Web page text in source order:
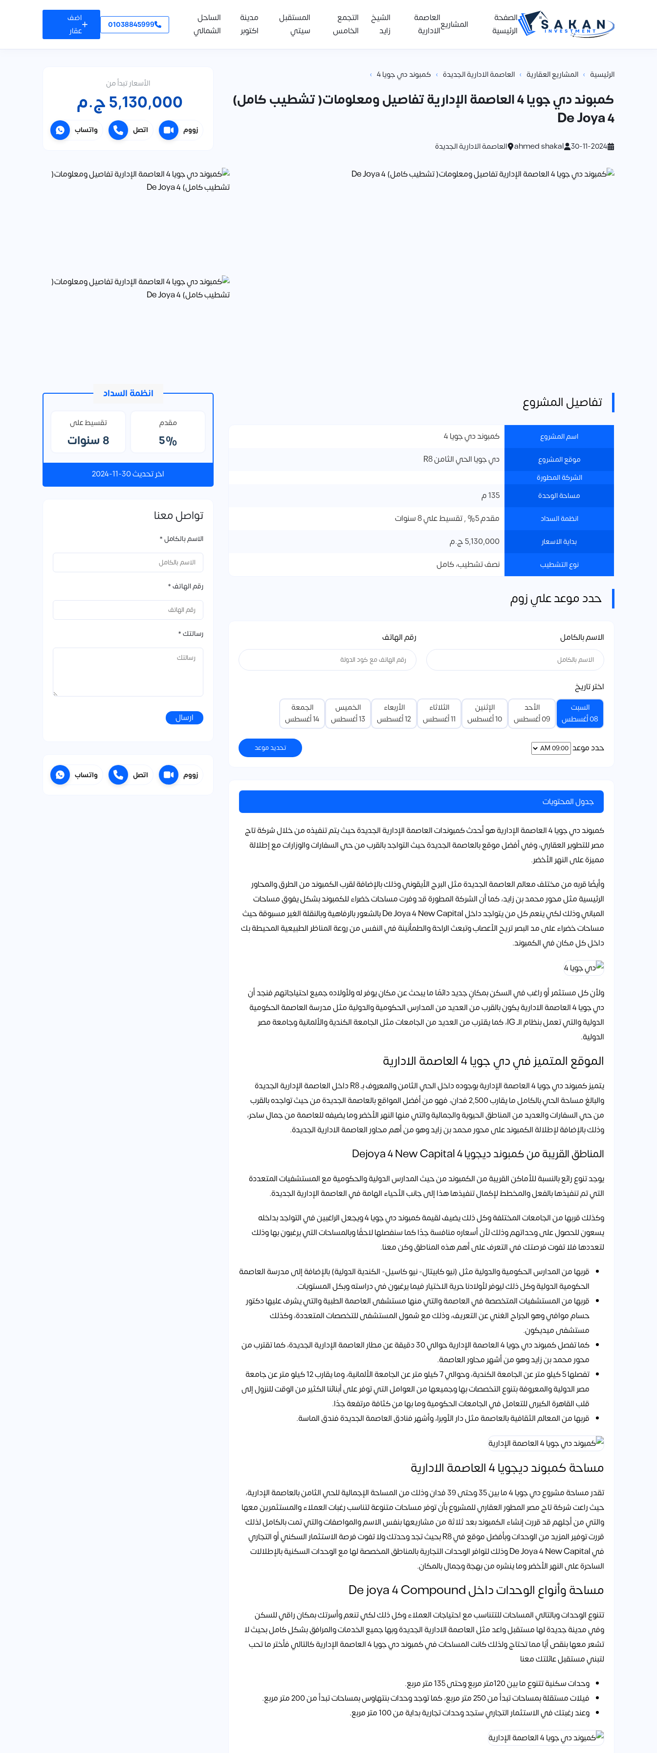
الصفحة
الرئيسية
المشاريع
العاصمة
الادارية
الشيخ
زايد
التجمع
الخامس
المستقبل
سيتي
مدينة
اكتوبر
الساحل
الشمالي
01038845999
اضف
عقار
الرئيسية › المشاريع العقارية › العاصمة الادارية الجديدة › كمبوند دي جويا 4 ›
كمبوند دي جويا 4 العاصمة الإدارية تفاصيل ومعلومات( تشطيب كامل)
De Joya 4
30-11-2024
ahmed shakal العاصمة الادارية الجديدة
الأسعار تبدأ من
5,130,000 ج.م
زووم اتصل واتساب
تفاصيل المشروع
اسم المشروع كمبوند دي جويا 4
موقع المشروع دي جويا الحي الثامن R8
الشركة المطورة
مساحة الوحدة
135 م
انظمة السداد مقدم 5% , تقسيط علي 8 سنوات
بداية الاسعار 5,130,000 ج.م
نوع التشطيب نصف تشطيب، كامل
حدد موعد علي زوم
الاسم بالكامل رقم الهاتف
اختر تاريخ
السبت
08 أغسطس
الأحد
09 أغسطس
الإثنين
10 أغسطس
الثلاثاء
11 أغسطس
الأربعاء
12 أغسطس
الخميس
13 أغسطس
الجمعة
14 أغسطس
حدد موعد تحديد موعد
جدول المحتويات
كمبوند دي جويا 4 العاصمة الإدارية هو أحدث كمبوندات العاصمة الإدارية الجديدة حيث يتم تنفيذه من خلال شركة تاج
مصر للتطوير العقاري، وفي أفضل موقع بالعاصمة الجديدة حيث التواجد بالقرب من حي السفارات والوزارات مع إطلالة
مميزة على النهر الأخضر.
وأيضًا قربه من مختلف معالم العاصمة الجديدة مثل البرج الأيقوني وذلك بالإضافة لقرب الكمبوند من الطرق والمحاور
الرئيسية مثل محور محمد بن زايد، كما أن الشركة المطورة قد وفرت مساحات خضراء للكمبوند بشكل يفوق مساحات
المباني وذلك لكي ينعم كل من يتواجد داخل De Joya 4 New Capital بالشعور بالرفاهية وبالنقلة الغير مسبوقة حيث
مساحات خضراء على مد البصر تريح الأعصاب وتبعث الراحة والطمأنينة في النفس من روعة المناظر الطبيعية المحيطة بك
داخل كل مكان في الكمبوند.
ولأن كل مستثمر أو راغب في السكن بمكانٍ جديد دائمًا ما يبحث عن مكان يوفر له ولأولاده جميع احتياجاتهم فنجد أن
دي جويا 4 العاصمة الادارية يكون بالقرب من العديد من المدارس الحكومية والدولية مثل مدرسة العاصمة الحكومية
الدولية والتي تعمل بنظام الـ IG، كما يقترب من العديد من الجامعات مثل الجامعة الكندية والألمانية وجامعة مصر
الدولية.
الموقع المتميز في دي جويا 4 العاصمة الادارية
يتميز كمبوند دي جويا 4 العاصمة الإدارية بوجوده داخل الحي الثامن والمعروف بـ R8 داخل العاصمة الإدارية الجديدة
والبالغ مساحة الحي بالكامل ما يقارب 2,500 فدان، فهو من أفضل المواقع بالعاصمة الجديدة من حيث تواجده بالقرب
من حي السفارات والعديد من المناطق الحيوية والجمالية والتي منها النهر الأخضر وما يضيفه للعاصمة من جمال ساحر،
وذلك بالإضافة لإطلالة الكمبوند على محور محمد بن زايد وهو من أهم محاور العاصمة الادارية الجديدة.
المناطق القريبة من كمبوند ديجويا 4 Dejoya 4 New Capital
يوجد تنوع رائع بالنسبة للأماكن القريبة من الكمبوند من حيث المدارس الدولية والحكومية مع المستشفيات المتعددة
التي تم تنفيذها بالفعل والمخطط لإكمال تنفيذها هذا إلى جانب الأحياء الهامة في العاصمة الإدارية الجديدة.
وكذلك قربها من الجامعات المختلفة وكل ذلك يضيف لقيمة كمبوند دي جويا 4 ويجعل الراغبين في التواجد بداخله
يسعون للحصول على وحداتهم وذلك لأن أسعاره منافسة جدًا كما سنفصلها لاحقًا وبالمساحات التي يرغبون بها وذلك
لتعددها فلا تفوت فرصتك في التعرف على أهم هذه المناطق وكن معنا.
قربها من المدارس الحكومية والدولية مثل (نيو كابيتال- نيو كاسيل- الكندية الدولية) بالإضافة إلى مدرسة العاصمة
الحكومية الدولية وكل ذلك ليوفر لأولادنا حرية الاختيار فيما يرغبون في دراسته وبكل المستويات.
قربها من المستشفيات المتخصصة في العاصمة والتي منها مستشفى العاصمة الطبية والتي يشرف عليها دكتور
حسام موافي وهو الجراح الغني عن التعريف، وذلك مع شمول المستشفى للتخصصات المتعددة، وكذلك
مستشفى ميديكون.
كما تفصل كمبوند دي جويا 4 العاصمة الإدارية حوالي 30 دقيقة عن مطار العاصمة الإدارية الجديدة، كما تقترب من
محور محمد بن زايد وهو من أشهر محاور العاصمة.
تفصلها 5 كيلو متر عن الجامعة الكندية، وحوالي 7 كيلو متر عن الجامعة الألمانية، وما يقارب 12 كيلو متر عن جامعة
مصر الدولية والمعروفة بتنوع التخصصات بها وجميعها من العوامل التي توفر على أبنائنا الكثير من الوقت للنزول إلى
قلب القاهرة الكبرى للتعامل في الجامعات الحكومية وما بها من كثافة مرتفعة جدًا.
قربها من المعالم الثقافية بالعاصمة مثل دار الأوبرا، وأشهر فنادق العاصمة الجديدة فندق الماسة.
مساحة كمبوند ديجويا 4 العاصمة الادارية
تقدر مساحة مشروع دي جويا 4 ما بين 35 وحتى 39 فدان وذلك من المساحة الإجمالية للحي الثامن بالعاصمة الإدارية،
حيث راعت شركة تاج مصر المطور العقاري للمشروع بأن توفر مساحات متنوعة لتناسب رغبات العملاء والمستثمرين معها
والتي من أجلهم قد قررت إنشاء الكمبوند بعد ثلاثة من مشاريعها بنفس الاسم والمواصفات والتي تمت بالكامل لذلك
قررت توفير المزيد من الوحدات وبأفضل موقع في R8 بحيث تجد وحدتك ولا تفوت فرصة الاستثمار السكني أو التجاري
في De Joya 4 New Capital وذلك لتوافر الوحدات التجارية بالمناطق المخصصة لها مع الوحدات السكنية بالإطلالات
الساحرة على النهر الأخضر وما ينشره من بهجة وجمال بالمكان.
مساحة وأنواع الوحدات داخل De joya 4 Compound
تتنوع الوحدات وبالتالي المساحات للتتناسب مع احتياجات العملاء وكل ذلك لكي تنعم وأسرتك بمكان راقي للسكن
وفي مدينة جديدة لها مستقبل واعد مثل العاصمة الادارية الجديدة وبها جميع الخدمات والمرافق بشكل كامل بحيث لا
تشعر معها بنقص أيًا مما تحتاج ولذلك كانت المساحات في كمبوند دي جويا 4 العاصمة الإدارية كالتالي فأختر ما تحب
لتبني مستقبل عائلتك معنا
وحدات سكنية تتنوع ما بين 120متر مربع وحتى 135 متر مربع.
فيلات مستقلة بمساحات تبدأ من 250 متر مربع، كما توجد وحدات بنتهاوس بمساحات تبدأ من 200 متر مربع.
وعند رغبتك في الاستثمار التجاري ستجد وحدات تجارية بداية من 100 متر مربع.
انظمة السداد
مقدم
5%
تقسيط على
8 سنوات
اخر تحديث 30-11-2024
تواصل معنا
الاسم بالكامل *
رقم الهاتف *
رسالتك *
ارسال
زووم اتصل واتساب